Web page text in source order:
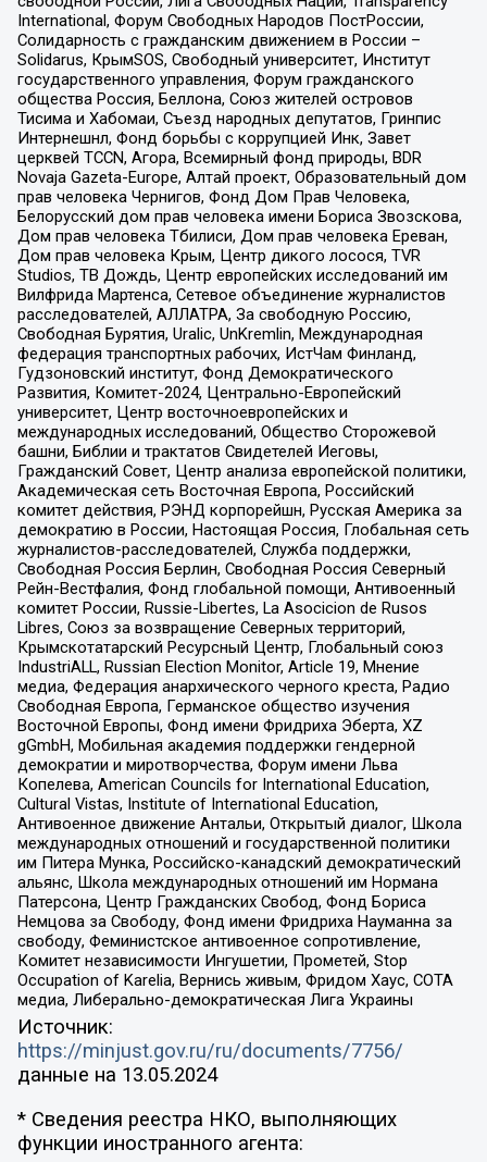
International, Форум Свободных Народов ПостРоссии,
Солидарность с гражданским движением в России –
Solidarus, КрымSOS, Свободный университет, Институт
государственного управления, Форум гражданского
общества Россия, Беллона, Союз жителей островов
Тисима и Хабомаи, Съезд народных депутатов, Гринпис
Интернешнл, Фонд борьбы с коррупцией Инк, Завет
церквей TCCN, Агора, Всемирный фонд природы, BDR
Novaja Gazeta-Europe, Алтай проект, Образовательный дом
прав человека Чернигов, Фонд Дом Прав Человека,
Белорусский дом прав человека имени Бориса Звозскова,
Дом прав человека Тбилиси, Дом прав человека Ереван,
Дом прав человека Крым, Центр дикого лосося, TVR
Studios, ТВ Дождь, Центр европейских исследований им
Вилфрида Мартенса, Сетевое объединение журналистов
расследователей, АЛЛАТРА, За свободную Россию,
Свободная Бурятия, Uralic, UnKremlin, Международная
федерация транспортных рабочих, ИстЧам Финланд,
Гудзоновский институт, Фонд Демократического
Развития, Комитет-2024, Центрально-Европейский
университет, Центр восточноевропейских и
международных исследований, Общество Сторожевой
башни, Библии и трактатов Свидетелей Иеговы,
Гражданский Совет, Центр анализа европейской политики,
Академическая сеть Восточная Европа, Российский
комитет действия, РЭНД корпорейшн, Русская Америка за
демократию в России, Настоящая Россия, Глобальная сеть
журналистов-расследователей, Служба поддержки,
Свободная Россия Берлин, Свободная Россия Северный
Рейн-Вестфалия, Фонд глобальной помощи, Антивоенный
комитет России, Russie-Libertes, La Asocicion de Rusos
Libres, Союз за возвращение Северных территорий,
Крымскотатарский Ресурсный Центр, Глобальный союз
IndustriALL, Russian Election Monitor, Article 19, Мнение
медиа, Федерация анархического черного креста, Радио
Свободная Европа, Германское общество изучения
Восточной Европы, Фонд имени Фридриха Эберта, XZ
gGmbH, Мобильная академия поддержки гендерной
демократии и миротворчества, Форум имени Льва
Копелева, American Councils for International Education,
Cultural Vistas, Institute of International Education,
Антивоенное движение Антальи, Открытый диалог, Школа
международных отношений и государственной политики
им Питера Мунка, Российско-канадский демократический
альянс, Школа международных отношений им Нормана
Патерсона, Центр Гражданских Свобод, Фонд Бориса
Немцова за Свободу, Фонд имени Фридриха Науманна за
свободу, Феминистское антивоенное сопротивление,
Комитет независимости Ингушетии, Прометей, Stop
Occupation of Karelia, Вернись живым, Фридом Хаус, СОТА
медиа, Либерально-демократическая Лига Украины
Источник:
https://minjust.gov.ru/ru/documents/7756/
данные на 13.05.2024
* Сведения реестра НКО, выполняющих
функции иностранного агента: